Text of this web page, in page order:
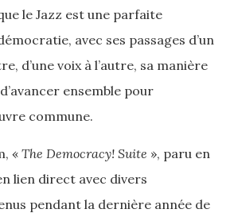
le Jazz est une parfaite
avec ses passages d’un
d’une voix à l’autre, sa manière
ensemble pour
commune.
« The Democracy! Suite », paru en
lien direct avec divers
pendant la dernière année de